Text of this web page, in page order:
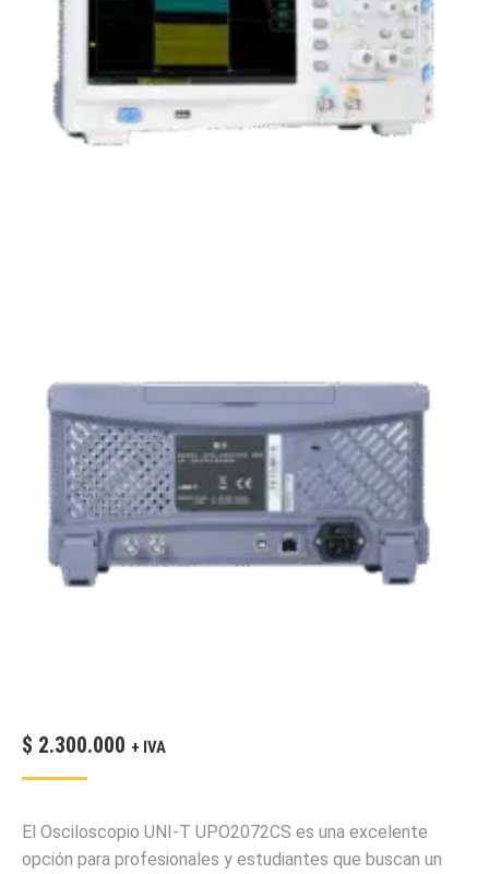
$ 2.300.000 + IVA
El Osciloscopio UNI-T UPO2072CS es una excelente
opción para profesionales y estudiantes que buscan un